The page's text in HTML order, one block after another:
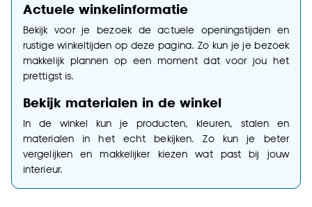
Actuele winkelinformatie
Bekijk voor je bezoek de actuele openingstijden en
rustige winkeltijden op deze pagina. Zo kun je je bezoek
makkelijk plannen op een moment dat voor jou het
prettigst is.
Bekijk materialen in de winkel
In de winkel kun je producten, kleuren, stalen en
materialen in het echt bekijken. Zo kun je beter
vergelijken en makkelijker kiezen wat past bij jouw
interieur.